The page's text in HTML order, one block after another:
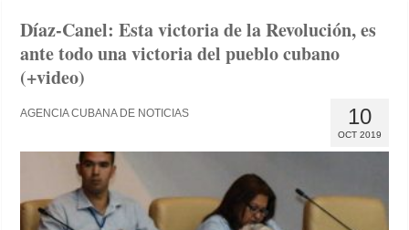
Díaz-Canel: Esta victoria de la Revolución, es
ante todo una victoria del pueblo cubano
(+video)
10
OCT 2019
AGENCIA CUBANA DE NOTICIAS